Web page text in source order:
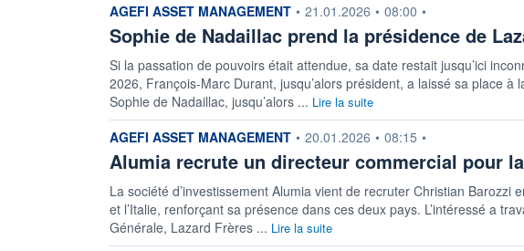
information fournie par
AGEFI ASSET MANAGEMENT • 21.01.2026 • 08:00 •
Sophie de Nadaillac prend la présidence de
Si la passation de pouvoirs était attendue, sa date restait jusqu’ici
2026, François-Marc Durant, jusqu’alors président, a laissé sa place
Sophie de Nadaillac, jusqu’alors ... Lire la suite
information fournie par
AGEFI ASSET MANAGEMENT • 20.01.2026 • 08:15 •
Alumia recrute un directeur commercial pour
La société d’investissement Alumia vient de recruter Christian Barozzi
et l’Italie, renforçant sa présence dans ces deux pays. L’intéressé a
Générale, Lazard Frères ... Lire la suite